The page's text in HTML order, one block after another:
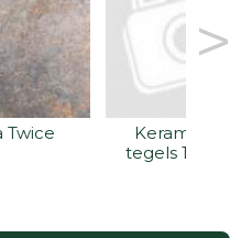
Twice
Keramische
tegels
>